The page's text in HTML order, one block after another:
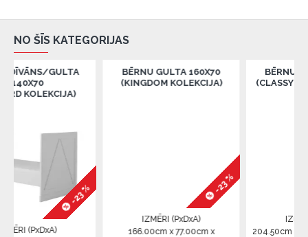
NO ŠĪS KATEGORIJAS
-23 %
BĒRNU GULTA 160X70
(KINGDOM KOLEKCIJA)
IZMĒRI (PxDxA)
166.00cm x 77.00cm x
BĒRNU GULTA
(CLASSY GRAY
IZMĒRI (PxDxA)
204.50cm x 95.00cm x